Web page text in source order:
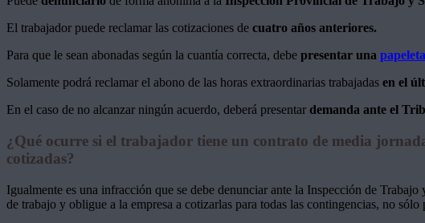
El trabajador puede reclamar las cotizaciones de cuatro años anteriores.
Para que le sean abonadas según la cuantía correcta, debe presentar una
Solamente podrá reclamar el abono de las horas extraordinarias trabajadas en el
En el caso de no alcanzar ningún acuerdo, deberá presentar demanda ante el
¿Qué ocurre si el trabajador tiene un contrato de media
cotizadas?
Igualmente es una infracción que se debe denunciar ante la Inspección de
de trabajo y obligue a la empresa a cotizarlas para todas las contingencias, no